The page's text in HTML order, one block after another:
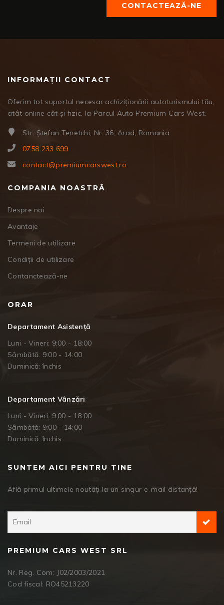
CONTACTEAZĂ-NE
INFORMAȚII CONTACT
Oferim tot suportul necesar achiziționării autoturismului tău,
atât online cât și fizic, la Parcul Auto Premium Cars West.
Str. Ștefan Tenetchi, Nr. 36, Arad, Romania
0758 233 699
contact@premiumcarswest.ro
COMPANIA NOASTRĂ
Despre noi
Avantaje
Termeni de utilizare
Condiții de utilizare
Contanctează-ne
ORAR
Departament Asistență
Luni - Vineri: 9:00 - 18:00
Sâmbătă: 9:00 - 14:00
Duminică: închis
Departament Vânzări
Luni - Vineri: 9:00 - 18:00
Sâmbătă: 9:00 - 14:00
Duminică: închis
SUNTEM AICI PENTRU TINE
Află primul ultimele noutăți la un singur e-mail distanță!
PREMIUM CARS WEST SRL
Nr. Reg. Com: J02/2003/2021
Cod fiscal: RO45213220